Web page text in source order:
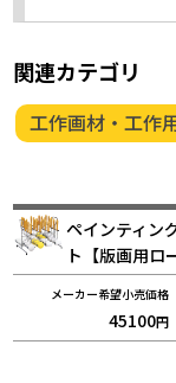
関連カテゴリ
工作画材・工作
ペインティン
ト【版画用ロ
45100円